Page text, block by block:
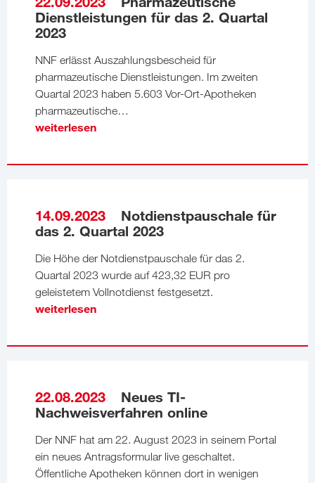
Dienstleistungen für das 2. Quartal
2023
NNF erlässt Auszahlungsbescheid für
pharmazeutische Dienstleistungen. Im zweiten
Quartal 2023 haben 5.603 Vor-Ort-Apotheken
pharmazeutische…
weiterlesen
14.09.2023
Notdienstpauschale für
das 2. Quartal 2023
Die Höhe der Notdienstpauschale für das 2.
Quartal 2023 wurde auf 423,32 EUR pro
geleistetem Vollnotdienst festgesetzt.
weiterlesen
22.08.2023
Neues TI-
Nachweisverfahren online
Der NNF hat am 22. August 2023 in seinem Portal
ein neues Antragsformular live geschaltet.
Öffentliche Apotheken können dort in wenigen